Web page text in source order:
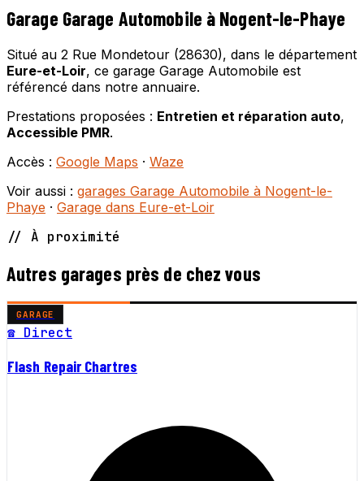
Garage Garage Automobile à Nogent-le-Phaye
Situé au 2 Rue Mondetour (28630), dans le département
Eure-et-Loir, ce garage Garage Automobile est
référencé dans notre annuaire.
Prestations proposées : Entretien et réparation auto,
Accessible PMR.
Accès : Google Maps · Waze
Voir aussi : garages Garage Automobile à Nogent-le-
Phaye · Garage dans Eure-et-Loir
// À proximité
Autres garages près de chez vous
GARAGE
☎ Direct
Flash Repair Chartres